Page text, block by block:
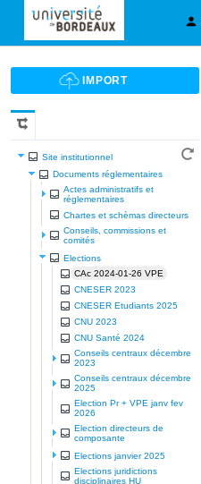
Site institutionnel
Documents réglementaires
Actes administratifs et
réglementaires
Chartes et schèmas directeurs
Conseils, commissions et
comités
Elections
CAc 2024-01-26 VPE
CNESER 2023
CNESER Etudiants 2025
CNU 2023
CNU Santé 2024
Conseils centraux décembre
2023
Conseils centraux décembre
2025
Election Pr + VPE janv fev
2026
Election directeurs de
composante
Elections janvier 2025
Elections juridictions
disciplinaires HU